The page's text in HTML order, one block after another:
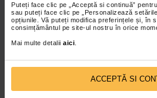
Puteți face clic pe „Acceptă si continuă”
sau puteți face clic pe „Personalizează
opțiunile. Vă puteți modifica preferințele și, în
consimțământul pe site-ul nostru în orice
Mai multe detalii aici
ACCEPTĂ SI
Masaj al zonei cervicale si
usor poate stimula
tensiunea;
stresul amplifica cefaleea,
respiratie pot calma
minute;